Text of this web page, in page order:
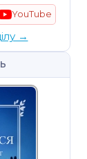
YouTube
→